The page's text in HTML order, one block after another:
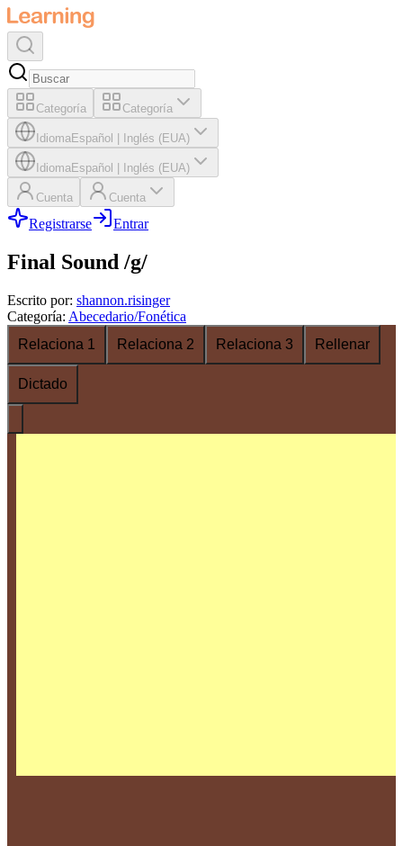
Categoría Categoría
IdiomaEspañol Inglés (EUA)
IdiomaEspañol Inglés (EUA)
Cuenta Cuenta
Registrarse Entrar
Final Sound /g/
Escrito por: shannon.risinger
Categoría: Abecedario/Fonética
Relaciona 1
Relaciona 2 Relaciona 3 Rellenar
Dictado